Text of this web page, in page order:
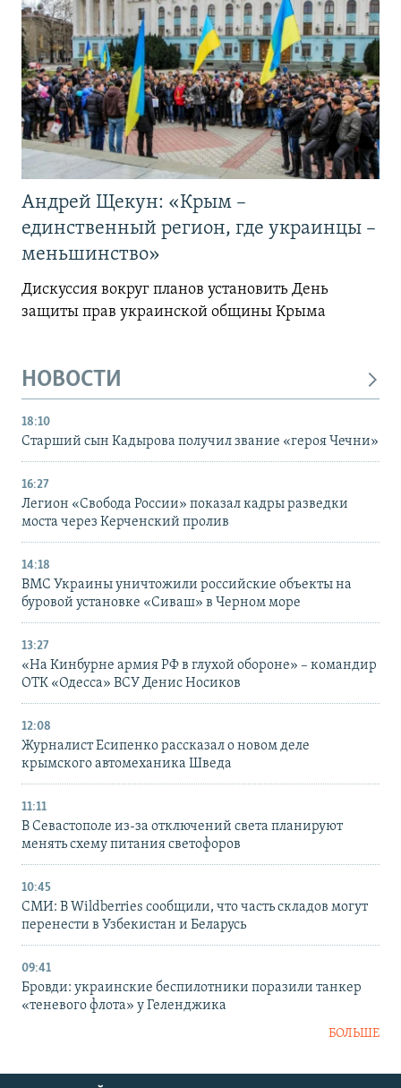
Андрей Щекун: «Крым –
единственный регион, где украинцы –
меньшинство»
Дискуссия вокруг планов установить День
защиты прав украинской общины Крыма
НОВОСТИ
18:10
Старший сын Кадырова получил звание «героя Чечни»
16:27
Легион «Свобода России» показал кадры разведки
моста через Керченский пролив
14:18
ВМС Украины уничтожили российские объекты на
буровой установке «Сиваш» в Черном море
13:27
«На Кинбурне армия РФ в глухой обороне» – командир
ОТК «Одесса» ВСУ Денис Носиков
12:08
Журналист Есипенко рассказал о новом деле
крымского автомеханика Шведа
11:11
В Севастополе из-за отключений света планируют
менять схему питания светофоров
10:45
СМИ: В Wildberries сообщили, что часть складов могут
перенести в Узбекистан и Беларусь
09:41
Бровди: украинские беспилотники поразили танкер
«теневого флота» у Геленджика
БОЛЬШЕ